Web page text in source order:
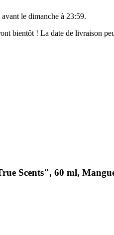
avant le dimanche à 23:59.
bientôt ! La date de livraison
Scents", 60 ml,